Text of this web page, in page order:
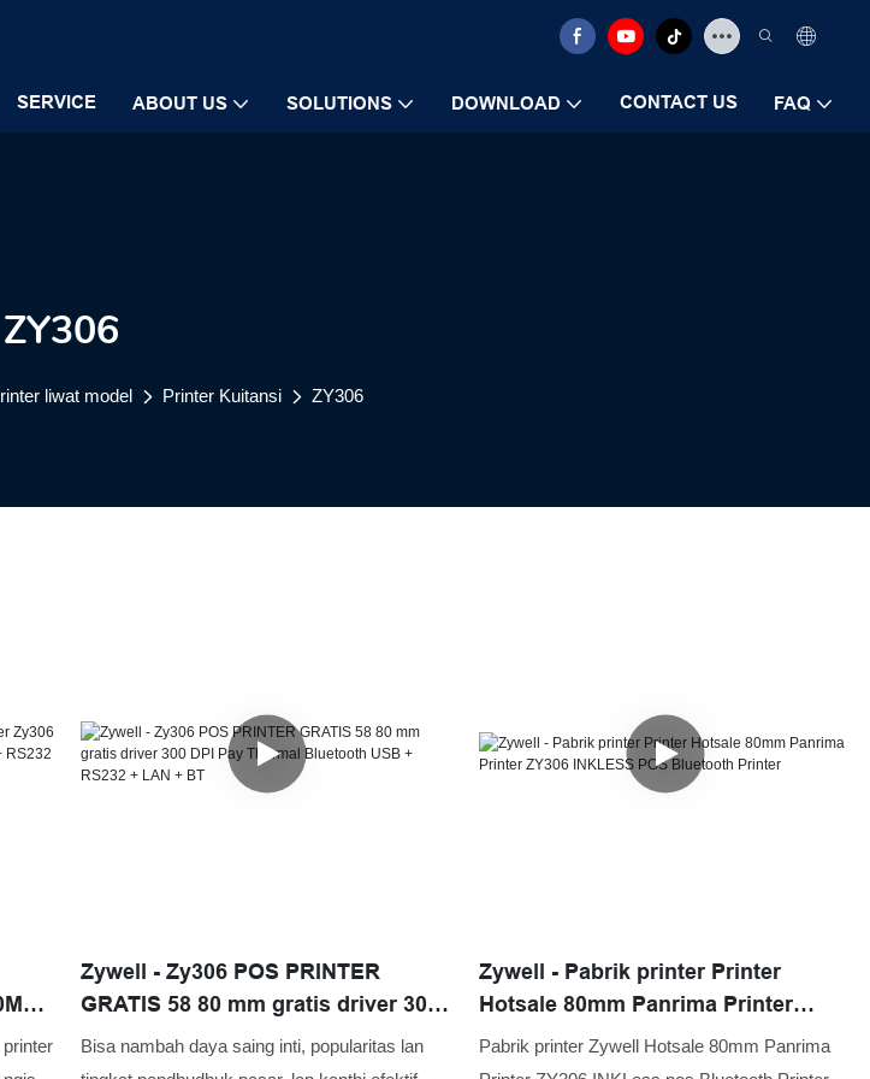
SERVICE ABOUT US SOLUTIONS DOWNLOAD CONTACT US FAQ
ZY306
liwat model Printer Kuitansi ZY306
Zywell - Zy306 POS PRINTER
GRATIS 58 80 mm gratis driver 300
DPI Pay Thermal Bluetooth USB +
RS232 + LAN + BT
Bisa nambah daya saing inti, popularitas lan
Zywell - Pabrik printer Printer
Hotsale 80mm Panrima Printer
ZY306 INKLESS POS Bluetooth
Printer
Pabrik printer Zywell Hotsale 80mm Panrima